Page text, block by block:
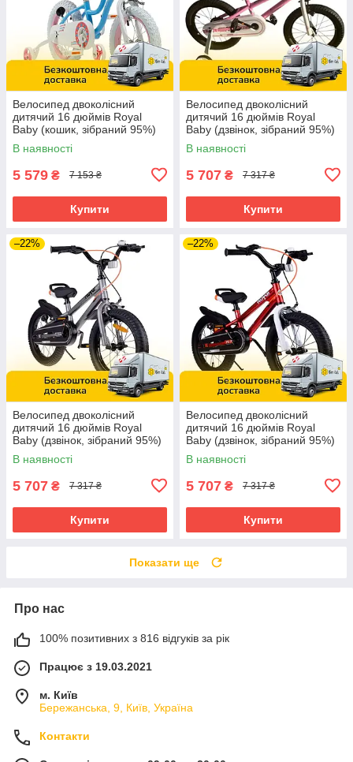
Велосипед двоколісний
дитячий 16 дюймів Royal
Baby (кошик, зібраний 95%)
Stargirl RB16G-1 З Синій
В наявності
5 579 ₴ 7 153 ₴
Купити
Велосипед двоколісний
дитячий 16 дюймів Royal
Baby (дзвінок, зібраний 95%)
7TH FREESTYLE RB16B-6P
Рожевий
В наявності
5 707 ₴ 7 317 ₴
Купити
–22%
Велосипед двоколісний
дитячий 16 дюймів Royal
Baby (дзвінок, зібраний 95%)
7TH FREESTYLE RB16B-6P
Сірий
В наявності
5 707 ₴ 7 317 ₴
Купити
–22%
Велосипед двоколісний
дитячий 16 дюймів Royal
Baby (дзвінок, зібраний 95%)
7TH FREESTYLE RB16B-6P
Червоний
В наявності
5 707 ₴ 7 317 ₴
Купити
Показати ще
Про нас
100% позитивних з 816 відгуків за рік
Працює з 19.03.2021
м. Київ
Бережанська, 9, Київ, Україна
Контакти